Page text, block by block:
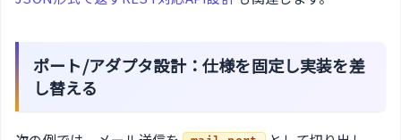
ポート/アダプタ設計：仕様を固定し実装を差
し替える